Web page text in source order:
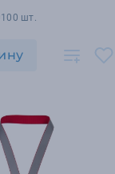
шт.